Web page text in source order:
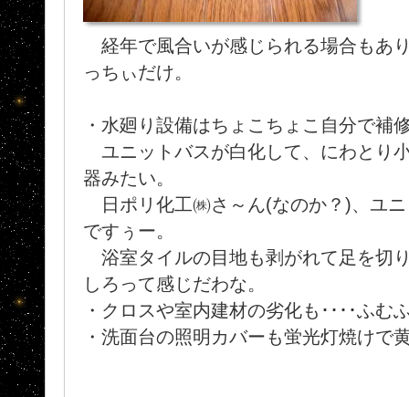
経年で風合いが感じられる場合もあ
っちぃだけ。
・水廻り設備はちょこちょこ自分で補
ユニットバスが白化して、にわとり
器みたい。
日ポリ化工㈱さ～ん(なのか？)、ユ
ですぅー。
浴室タイルの目地も剥がれて足を切
しろって感じだわな。
・クロスや室内建材の劣化も････ふむ
・洗面台の照明カバーも蛍光灯焼けで